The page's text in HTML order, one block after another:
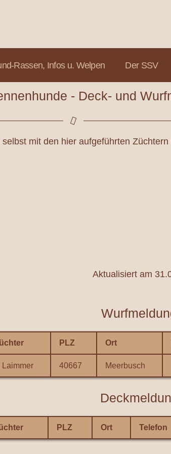
Rassen, Infos u. Welpen Der SSV
- Deck- und
mit den hier aufgeführten Züchtern
Aktualisiert am
PLZ Ort
Laimmer 40667 Meerbusch
PLZ Ort Telefon